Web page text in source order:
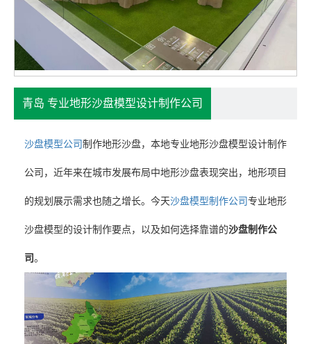
青岛 专业地形沙盘模型设计制作公司
沙盘模型公司 制作地形沙盘，本地专业地形沙盘模型设计制作
公司，近年来在城市发展布局中地形沙盘表现突出，地形项目
的规划展示需求也随之增长。今天沙盘模型制作公司 专业地形
沙盘模型的设计制作要点，以及如何选择靠谱的沙盘制作公
司 。